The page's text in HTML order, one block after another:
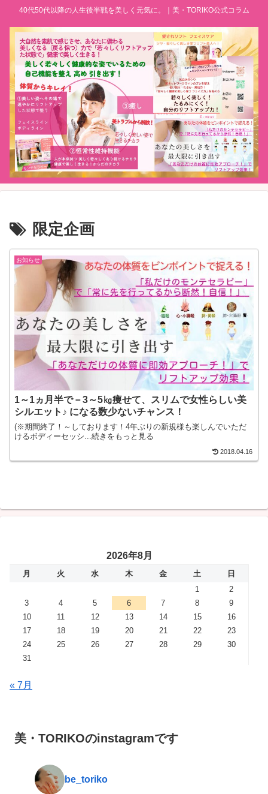
40代50代以降の人生後半戦を美しく元気に。｜美・TORIKO公式コラム
限定企画
お知らせ
1～1ヵ月半で－3～5㎏痩せて、スリムで女性らしい美
シルエット♪ になる数少ないチャンス！
(※期間終了！～しております！4年ぶりの新規様も楽しんでいただ
けるボディーセッシ...続きをもっと見る
2018.04.16
2026年8月
月 火 水 木 金 土
日
1
2
3
4 5 6 7 8
9
10
11 12 13 14 15
16
17
18 19 20 21 22
23
24
25 26 27 28 29
30
31
« 7月
美・TORIKOのinstagramです
be_toriko